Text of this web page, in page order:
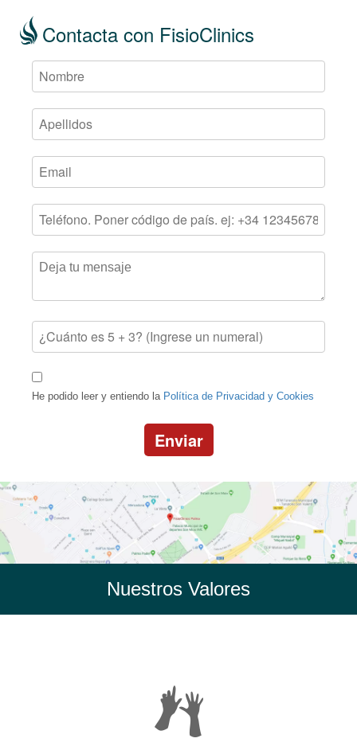
Contacta con FisioClinics
He podido leer y entiendo la Política de Privacidad y Cookies
Enviar
Nuestros Valores